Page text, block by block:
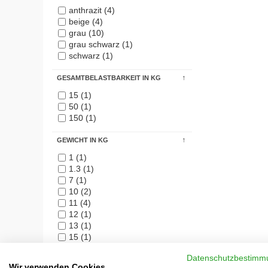
anthrazit (4)
beige (4)
grau (10)
grau schwarz (1)
schwarz (1)
GESAMTBELASTBARKEIT IN KG
15 (1)
50 (1)
150 (1)
GEWICHT IN KG
1 (1)
1.3 (1)
7 (1)
10 (2)
11 (4)
12 (1)
13 (1)
15 (1)